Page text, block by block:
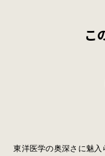
こ
東洋医学の奥深さに魅